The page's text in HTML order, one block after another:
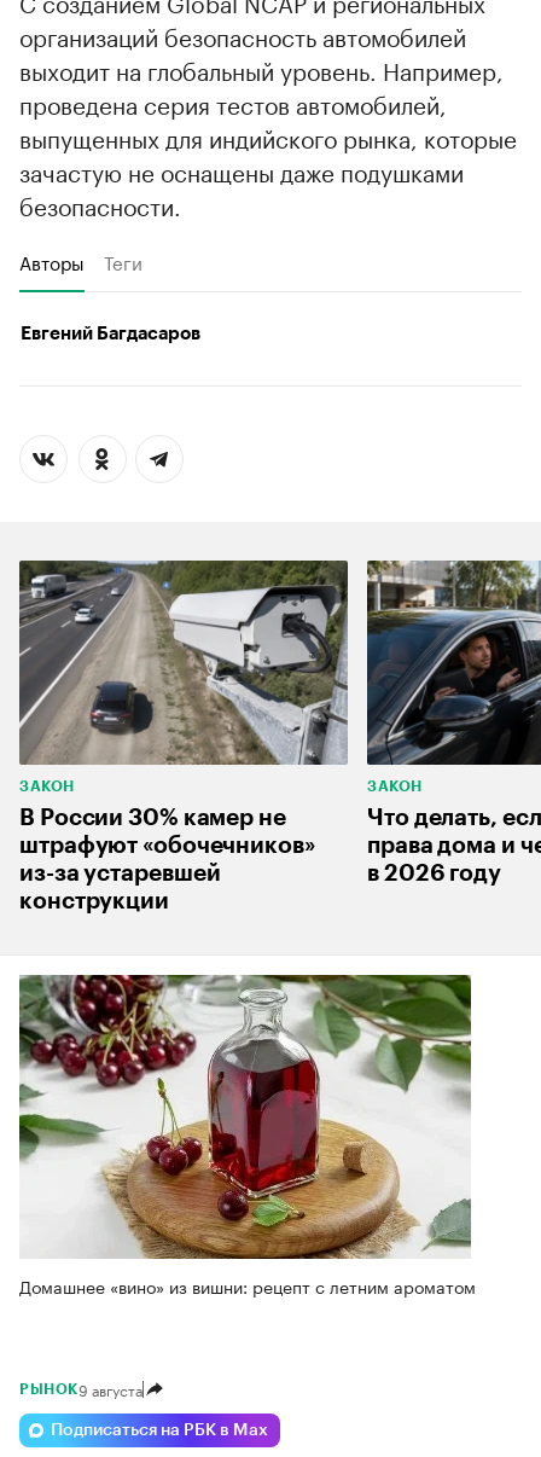
организаций безопасность автомобилей
выходит на глобальный уровень. Например,
проведена серия тестов автомобилей,
выпущенных для индийского рынка, которые
зачастую не оснащены даже подушками
безопасности.
Авторы Теги
Евгений Багдасаров
ЗАКОН
В России 30% камер не
штрафуют «обочечников»
из-за устаревшей
конструкции
ЗАКОН
Что делать,
права дома и
в 2026 году
Домашнее «вино» из вишни: рецепт с летним ароматом
РЫНОК9 августа
Подписаться на РБК в Max